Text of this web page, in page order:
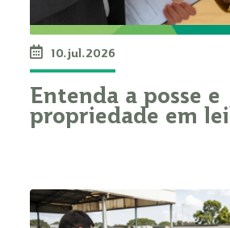
10.jul.2026
Entenda a posse e
propriedade em